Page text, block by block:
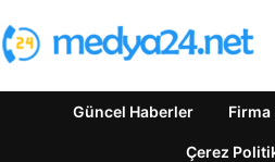
Güncel Haberler Firma
Çerez